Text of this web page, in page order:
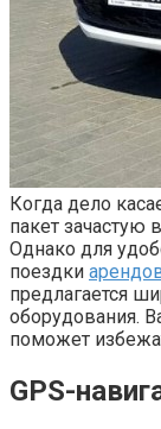
Когда дело
пакет зачастую
Однако для
поездки
предлагается
оборудования.
поможет
GPS-